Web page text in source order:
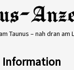
Taunus – nah dran am
Information